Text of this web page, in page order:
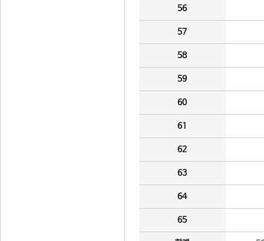
56
57
58
59
60
61
62
63
64
65